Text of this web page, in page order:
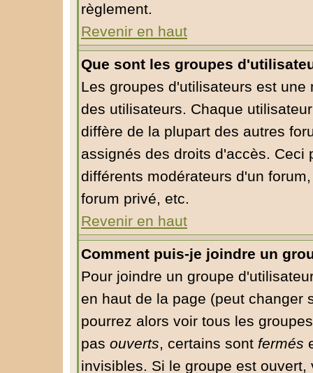
règlement.
Revenir en haut
Que sont les groupes
Les groupes d'utilisateurs est
des utilisateurs. Chaque
diffère de la plupart des autres
assignés des droits d'accès. Ceci
différents modérateurs d'un
forum privé, etc.
Revenir en haut
Comment puis-je joindre un
Pour joindre un groupe
en haut de la page (peut changer
pourrez alors voir tous les
pas ouverts, certains sont fermés
invisibles. Si le groupe est